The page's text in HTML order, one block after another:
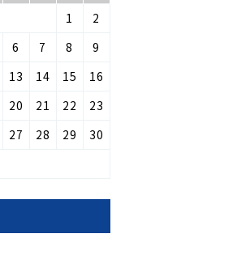
1
2
6 7 8
9
13 14 15
16
20 21 22
23
27 28 29
30